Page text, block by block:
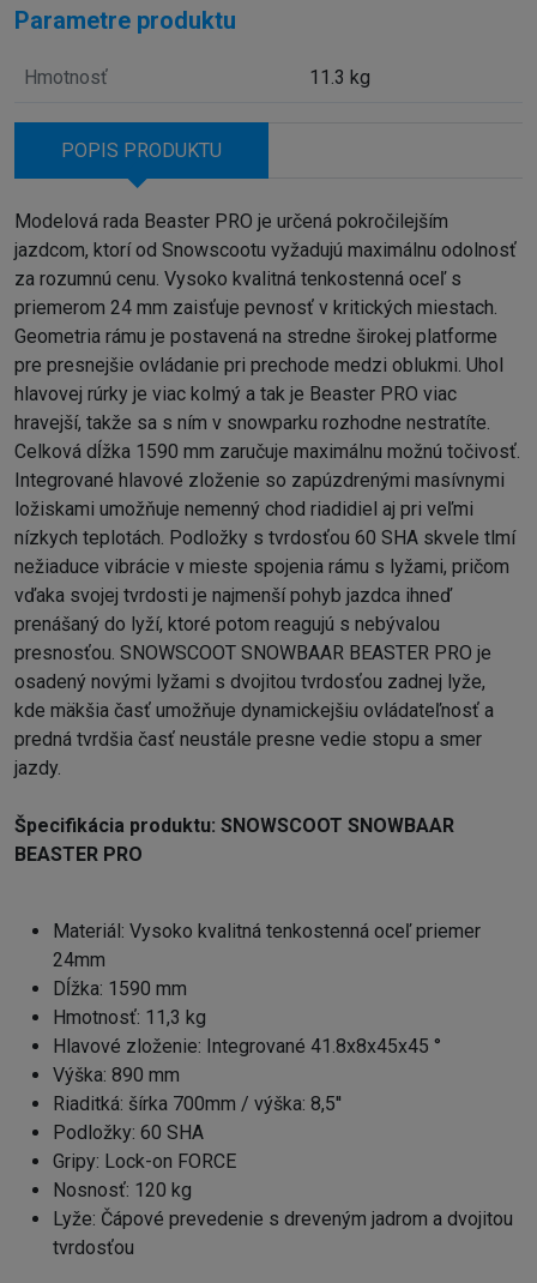
Parametre produktu
Hmotnosť 11.3 kg
POPIS PRODUKTU
Modelová rada Beaster PRO je určená pokročilejším
jazdcom, ktorí od Snowscootu vyžadujú maximálnu odolnosť
za rozumnú cenu. Vysoko kvalitná tenkostenná oceľ s
priemerom 24 mm zaisťuje pevnosť v kritických miestach.
Geometria rámu je postavená na stredne širokej platforme
pre presnejšie ovládanie pri prechode medzi oblukmi. Uhol
hlavovej rúrky je viac kolmý a tak je Beaster PRO viac
hravejší, takže sa s ním v snowparku rozhodne nestratíte.
Celková dĺžka 1590 mm zaručuje maximálnu možnú točivosť.
Integrované hlavové zloženie so zapúzdrenými masívnymi
ložiskami umožňuje nemenný chod riadidiel aj pri veľmi
nízkych teplotách. Podložky s tvrdosťou 60 SHA skvele tlmí
nežiaduce vibrácie v mieste spojenia rámu s lyžami, pričom
vďaka svojej tvrdosti je najmenší pohyb jazdca ihneď
prenášaný do lyží, ktoré potom reagujú s nebývalou
presnosťou. SNOWSCOOT SNOWBAAR BEASTER PRO je
osadený novými lyžami s dvojitou tvrdosťou zadnej lyže,
kde mäkšia časť umožňuje dynamickejšiu ovládateľnosť a
predná tvrdšia časť neustále presne vedie stopu a smer
jazdy.
Špecifikácia produktu: SNOWSCOOT SNOWBAAR
BEASTER PRO
Materiál: Vysoko kvalitná tenkostenná oceľ priemer
24mm
Dĺžka: 1590 mm
Hmotnosť: 11,3 kg
Hlavové zloženie: Integrované 41.8x8x45x45 °
Výška: 890 mm
Riaditká: šírka 700mm / výška: 8,5''
Podložky: 60 SHA
Gripy: Lock-on FORCE
Nosnosť: 120 kg
Lyže: Čápové prevedenie s dreveným jadrom a dvojitou
tvrdosťou